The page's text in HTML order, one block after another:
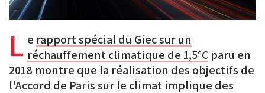
L e rapport spécial du Giec sur un
réchauffement climatique de 1,5°C paru en
2018 montre que la réalisation des objectifs de
l'Accord de Paris sur le climat implique des